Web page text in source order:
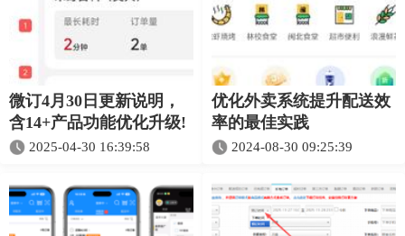
微订4月30日更新说明，
含14+产品功能优化升级!
2025-04-30 16:39:58
优化外卖系统提升配送效
率的最佳实践
2024-08-30 09:25:39